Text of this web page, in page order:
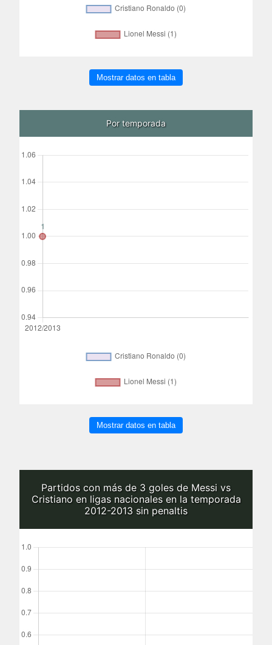
Mostrar datos en tabla
Por temporada
Mostrar datos en tabla
Partidos con más de 3 goles de Messi vs
Cristiano en ligas nacionales en la temporada
2012-2013 sin penaltis